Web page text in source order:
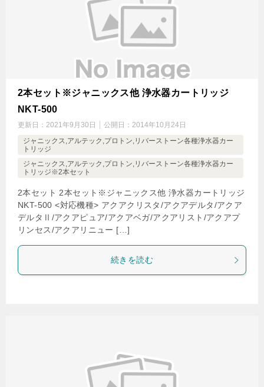
2本セット※ジャニックス他 浄水器カートリッジ
NKT-500
更新日： 2021年9月30日 公開日： 2014年10月24日
ジャニックス,アルテック,プロトン,リバーストーン各種浄水器カー
トリッジ
ジャニックス,アルテック,プロトン,リバーストーン各種浄水器カー
トリッジ※2本セット
2本セット 2本セット※ジャニックス他 浄水器カートリッジ
NKT-500 <対応機種> アクアクリスタ/アクアデルタ/アクア
デルタⅡ/アクアピュア/アクアベガ/アクアリスト/アクアプ
リンセス/アクアリニュー […]
続きを読む